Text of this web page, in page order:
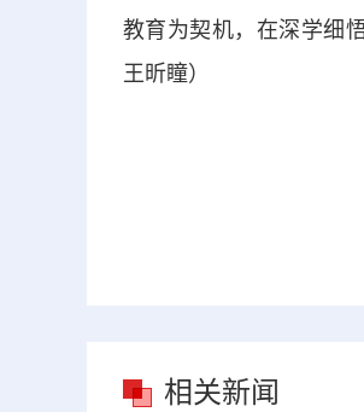
教育为契机，在深学细
王昕瞳）
相关新闻